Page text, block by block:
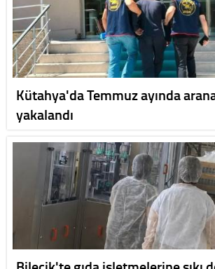
Kütahya'da Temmuz ayında
yakalandı